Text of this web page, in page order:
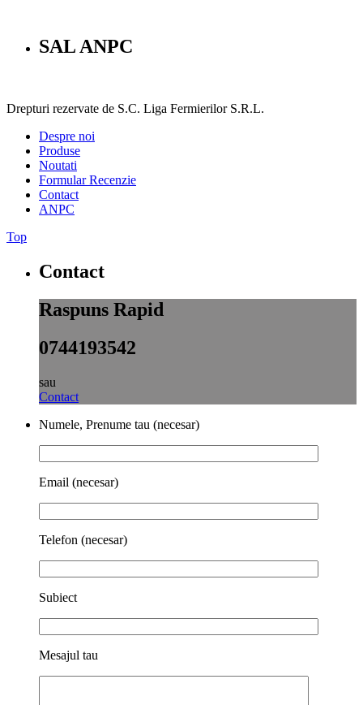
SAL ANPC
Drepturi rezervate de S.C. Liga Fermierilor S.R.L.
Despre noi
Produse
Noutati
Formular Recenzie
Contact
ANPC
Top
Contact
Raspuns Rapid
0744193542
sau
Contact
Numele, Prenume tau (necesar)
Email (necesar)
Telefon (necesar)
Subiect
Mesajul tau